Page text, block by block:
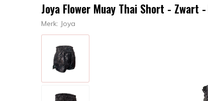
Joya Flower Muay Thai Short - Zwart
Merk: Joya